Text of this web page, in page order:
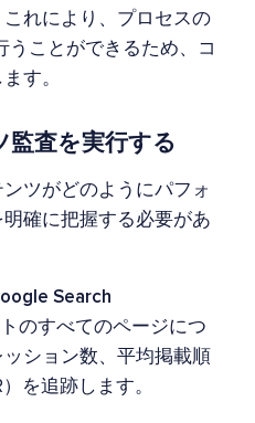
れにより、プロセスの
うことができるため、コ
す。
監査を実行する
ツがどのようにパフォ
確に把握する必要があ
Search
のすべてのページにつ
ション数、平均掲載順
）を追跡します。